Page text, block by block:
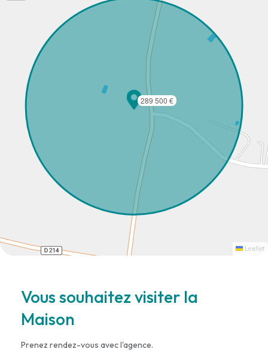
289 500 €
Leaflet
Vous souhaitez visiter la
Maison
Prenez rendez-vous avec l'agence.